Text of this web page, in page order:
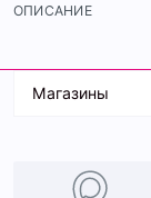
ОПИСАНИЕ
Магазины
ТК Терминал
ТРК Континент